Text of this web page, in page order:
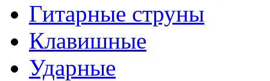
Гитарные струны
Клавишные
Ударные